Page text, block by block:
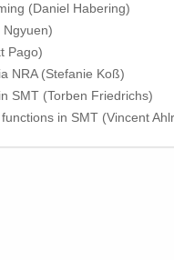
(Daniel Habering)
Ngyuen)
Pago)
NRA (Stefanie Koß)
SMT (Torben Friedrichs)
in SMT (Vincent